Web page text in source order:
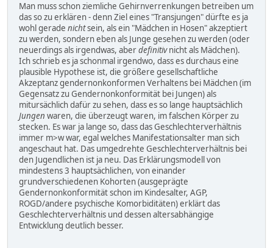
Man muss schon ziemliche Gehirnverrenkungen betreiben um
das so zu erklären - denn Ziel eines "Transjungen" dürfte es ja
wohl gerade nichtsein, als ein "Mädchen in Hosen" akzeptiert
zu werden, sondern eben als Junge gesehen zu werden (oder
neuerdings als irgendwas, aberdefinitivnicht als Mädchen).
Ich schrieb es ja schonmal irgendwo, dass es durchaus eine
plausible Hypothese ist, die größere gesellschaftliche
Akzeptanz gendernonkonformen Verhaltens bei Mädchen (im
Gegensatz zu Gendernonkonformität bei Jungen) als
mitursächlich dafür zu sehen, dass es so lange hauptsächlich
Jungen waren, die überzeugt waren, im falschen Körper zu
stecken. Es war ja lange so, dass das Geschlechterverhältnis
immer m>w war, egal welches Manifestationsalter man sich
angeschaut hat. Das umgedrehte Geschlechterverhältnis bei
den Jugendlichen ist ja neu. Das Erklärungsmodell von
mindestens 3 hauptsächlichen, von einander
grundverschiedenen Kohorten (ausgeprägte
Gendernonkonformität schon im Kindesalter, AGP,
ROGD/andere psychische Komorbiditäten) erklärt das
Geschlechterverhältnis und dessen altersabhängige
Entwicklung deutlich besser.